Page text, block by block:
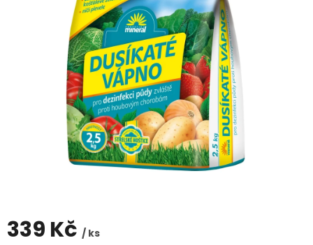
339 Kč / ks